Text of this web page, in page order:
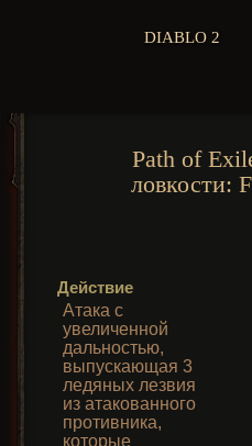
DIABLO 2
Path of
ловкости:
Действие
Атака с
увеличенной
дальностью,
выпускающая 3
ледяных лезвия
из атакованного
противника,
которые